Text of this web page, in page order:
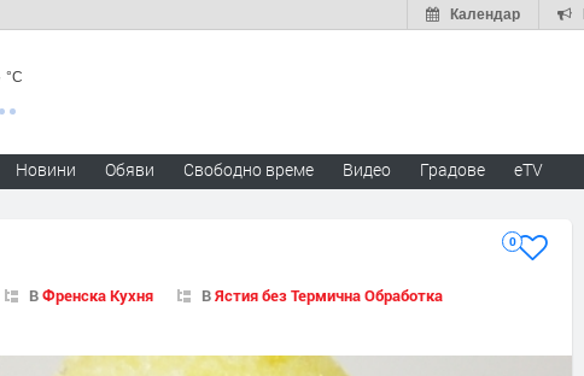
Календар
°C
Новини Обяви Свободно време Видео Градове eTV
0
ВФренска Кухня ВЯстия без Термична Обработка